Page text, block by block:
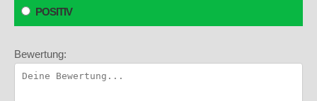
POSITIV
Bewertung: